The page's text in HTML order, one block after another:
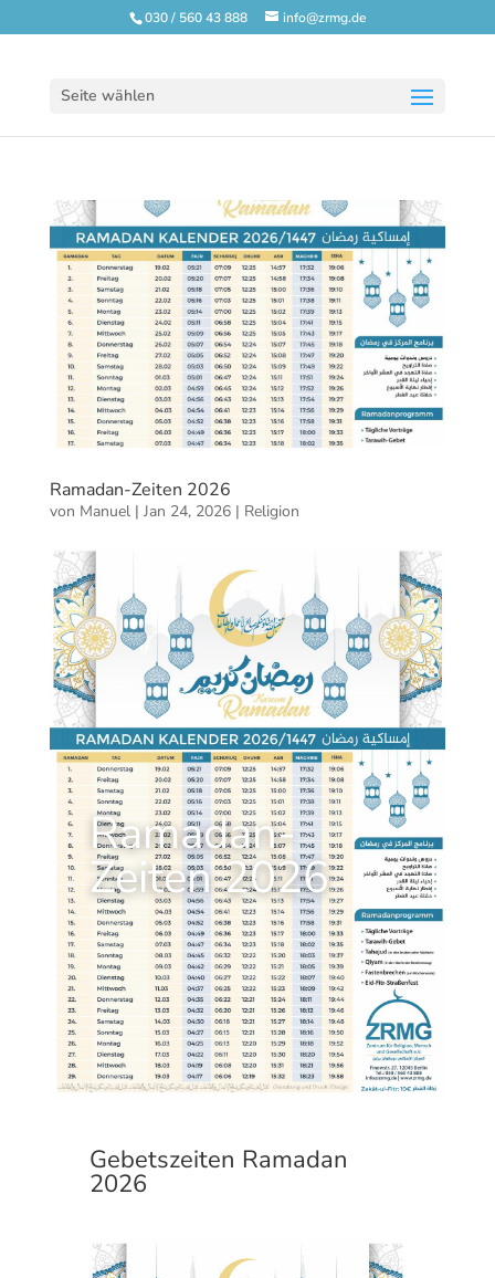
030 / 560 43 888 info@zrmg.de
Seite wählen
Ramadan-Zeiten 2026
von Manuel| Jan 24, 2026| Religion
Ramadan-
Zeiten 2026
Gebetszeiten Ramadan
2026